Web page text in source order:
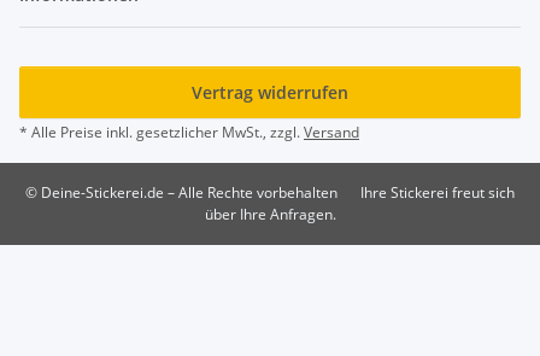
Vertrag widerrufen
* Alle Preise inkl. gesetzlicher MwSt., zzgl.Versand
© Deine-Stickerei.de – Alle Rechte vorbehalten
Ihre Stickerei freut sich
über Ihre Anfragen.